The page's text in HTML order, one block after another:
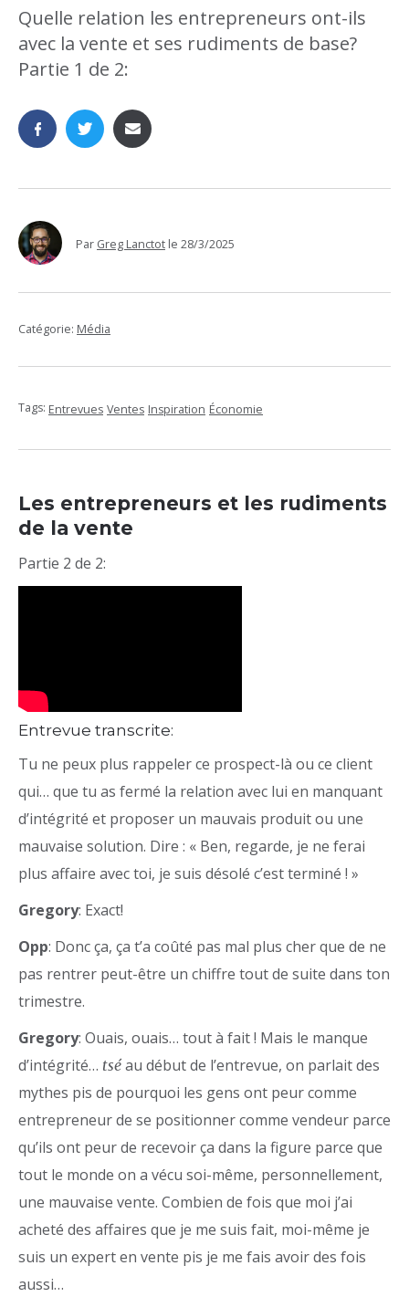
Quelle relation les entrepreneurs ont-ils
avec la vente et ses rudiments de base?
Partie 1 de 2:
Par Greg Lanctot le 28/3/2025
Catégorie: Média
Tags: Entrevues Ventes Inspiration Économie
Les entrepreneurs et les rudiments
de la vente
Partie 2 de 2:
Entrevue transcrite:
Tu ne peux plus rappeler ce prospect-là ou ce client
qui… que tu as fermé la relation avec lui en manquant
d’intégrité et proposer un mauvais produit ou une
mauvaise solution. Dire : « Ben, regarde, je ne ferai
plus affaire avec toi, je suis désolé c’est terminé ! »
Gregory: Exact!
Opp: Donc ça, ça t’a coûté pas mal plus cher que de ne
pas rentrer peut-être un chiffre tout de suite dans ton
trimestre.
Gregory: Ouais, ouais… tout à fait ! Mais le manque
d’intégrité… tsé au début de l’entrevue, on parlait des
mythes pis de pourquoi les gens ont peur comme
entrepreneur de se positionner comme vendeur parce
qu’ils ont peur de recevoir ça dans la figure parce que
tout le monde on a vécu soi-même, personnellement,
une mauvaise vente. Combien de fois que moi j’ai
acheté des affaires que je me suis fait, moi-même je
suis un expert en vente pis je me fais avoir des fois
aussi…